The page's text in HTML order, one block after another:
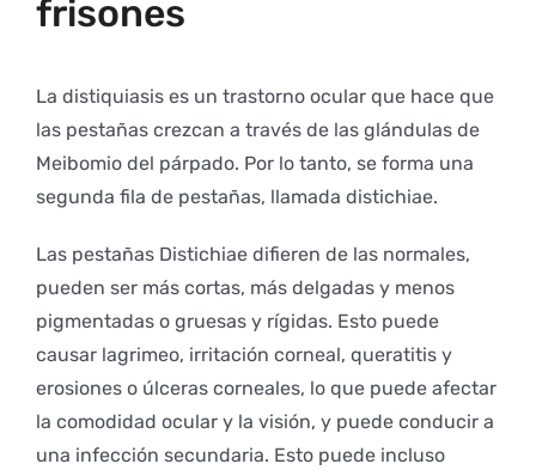
frisones
La distiquiasis es un trastorno ocular que hace que
las pestañas crezcan a través de las glándulas de
Meibomio del párpado. Por lo tanto, se forma una
segunda fila de pestañas, llamada distichiae.
Las pestañas Distichiae difieren de las normales,
pueden ser más cortas, más delgadas y menos
pigmentadas o gruesas y rígidas. Esto puede
causar lagrimeo, irritación corneal, queratitis y
erosiones o úlceras corneales, lo que puede afectar
la comodidad ocular y la visión, y puede conducir a
una infección secundaria. Esto puede incluso